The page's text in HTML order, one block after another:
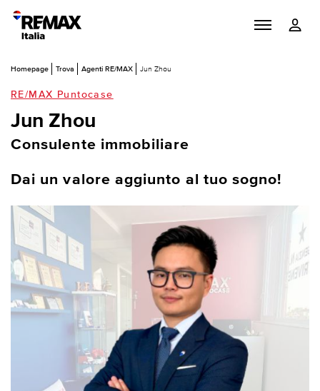
Homepage Trova Agenti RE/MAX Jun Zhou
RE/MAX Puntocase
Jun Zhou
Consulente immobiliare
Dai un valore aggiunto al tuo sogno!